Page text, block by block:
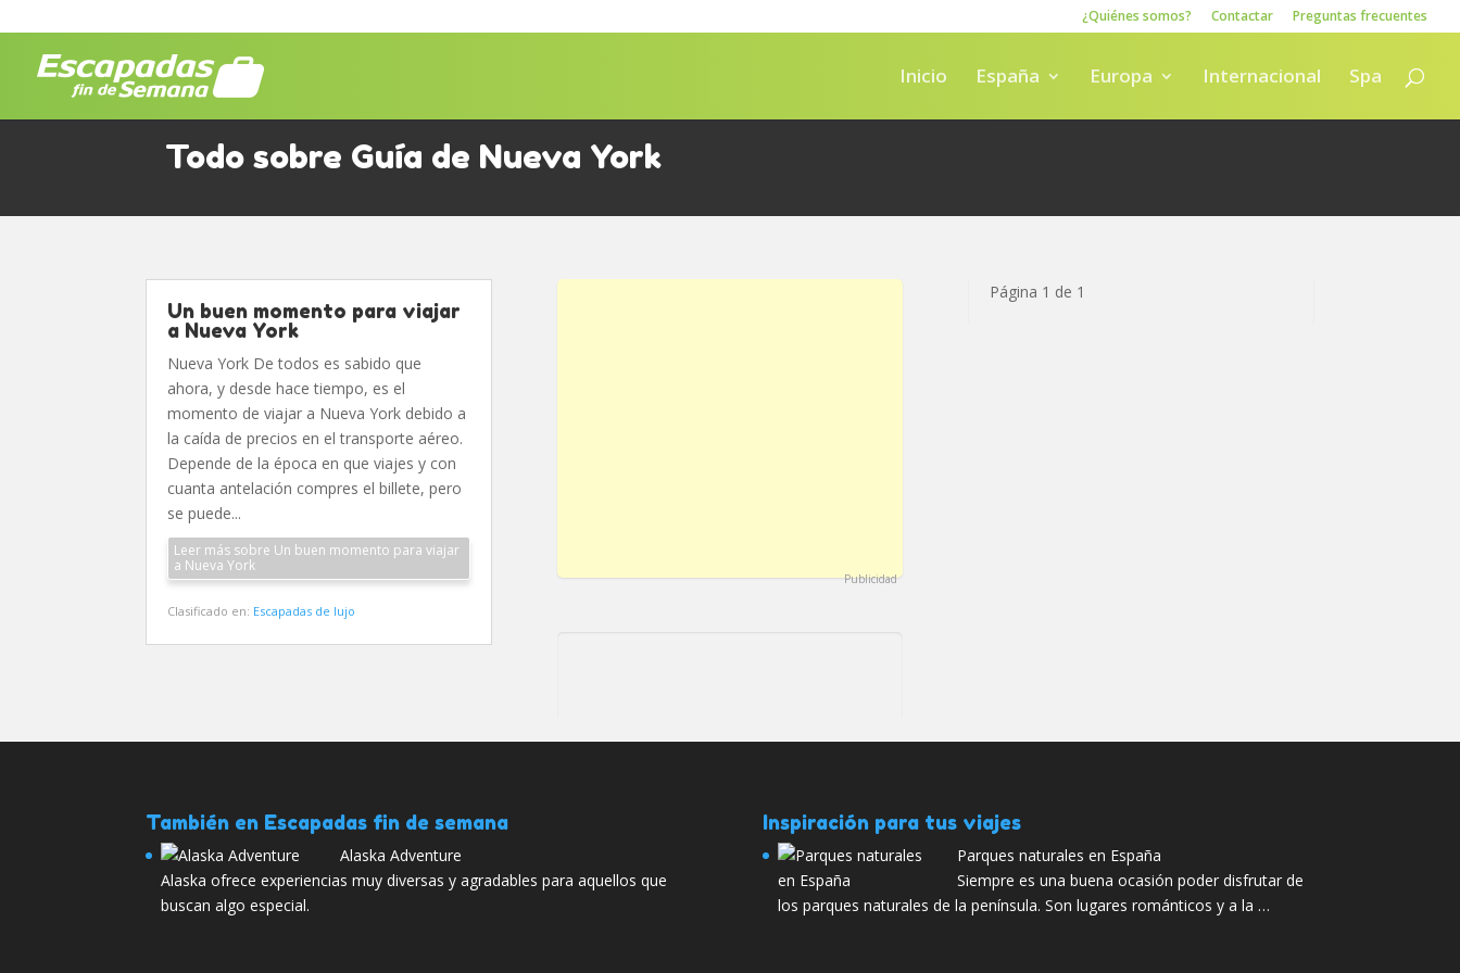
¿Quiénes somos? Contactar Preguntas frecuentes
Inicio España Europa Internacional Spa
Todo sobre Guía de Nueva York
Un buen momento para viajar
a Nueva York
Nueva York De todos es sabido que
ahora, y desde hace tiempo, es el
momento de viajar a Nueva York debido a
la caída de precios en el transporte aéreo.
Depende de la época en que viajes y con
cuanta antelación compres el billete, pero
se puede...
Leer más sobre Un buen momento para viajar
a Nueva York
Clasificado en: Escapadas de lujo
Publicidad
Página 1 de 1
También en Escapadas fin de semana
Alaska Adventure
Alaska ofrece experiencias muy diversas y agradables para aquellos que
buscan algo especial.
Inspiración para tus viajes
Parques naturales en España
Siempre es una buena ocasión poder disfrutar de
los parques naturales de la península. Son lugares románticos y a la …